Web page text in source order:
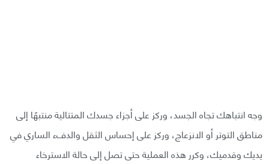
وجه انتباهك تجاه الجسد، وركز على أجزاء جسدك المتتالية منتبهًا إلى
مناطق التوتر أو الانزعاج، وركز على إحساس الثقل والدفء الساري في
يديك وقدميك، وكرر هذه العملية حتى تصل إلى حالة الاسترخاء